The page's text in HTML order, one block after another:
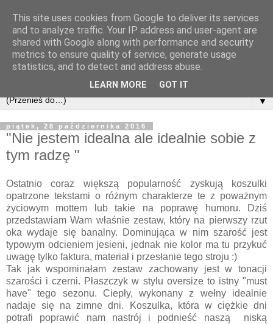
▼
piątek, 28 października 2016
"Nie jestem idealna ale idealnie sobie z
tym radzę "
Ostatnio coraz większą popularność zyskują koszulki
opatrzone tekstami o różnym charakterze te z poważnym
życiowym mottem lub takie na poprawę humoru. Dziś
przedstawiam Wam właśnie zestaw, który na pierwszy rzut
oka wydaje się banalny. Dominująca w nim szarość jest
typowym odcieniem jesieni, jednak nie kolor ma tu przykuć
uwagę tylko faktura, materiał i przesłanie tego stroju :)
Tak jak wspominałam zestaw zachowany jest w tonacji
szarości i czerni. Płaszczyk w stylu oversize to istny "must
have" tego sezonu. Ciepły, wykonany z wełny idealnie
nadaje się na zimne dni. Koszulka, która w ciężkie dni
potrafi poprawić nam nastrój i podnieść naszą niską
This site uses cookies from Google to deliver its services
and to analyze traffic. Your IP address and user-agent are
shared with Google along with performance and security
metrics to ensure quality of service, generate usage
statistics, and to detect and address abuse.
LEARN MORE GOT IT